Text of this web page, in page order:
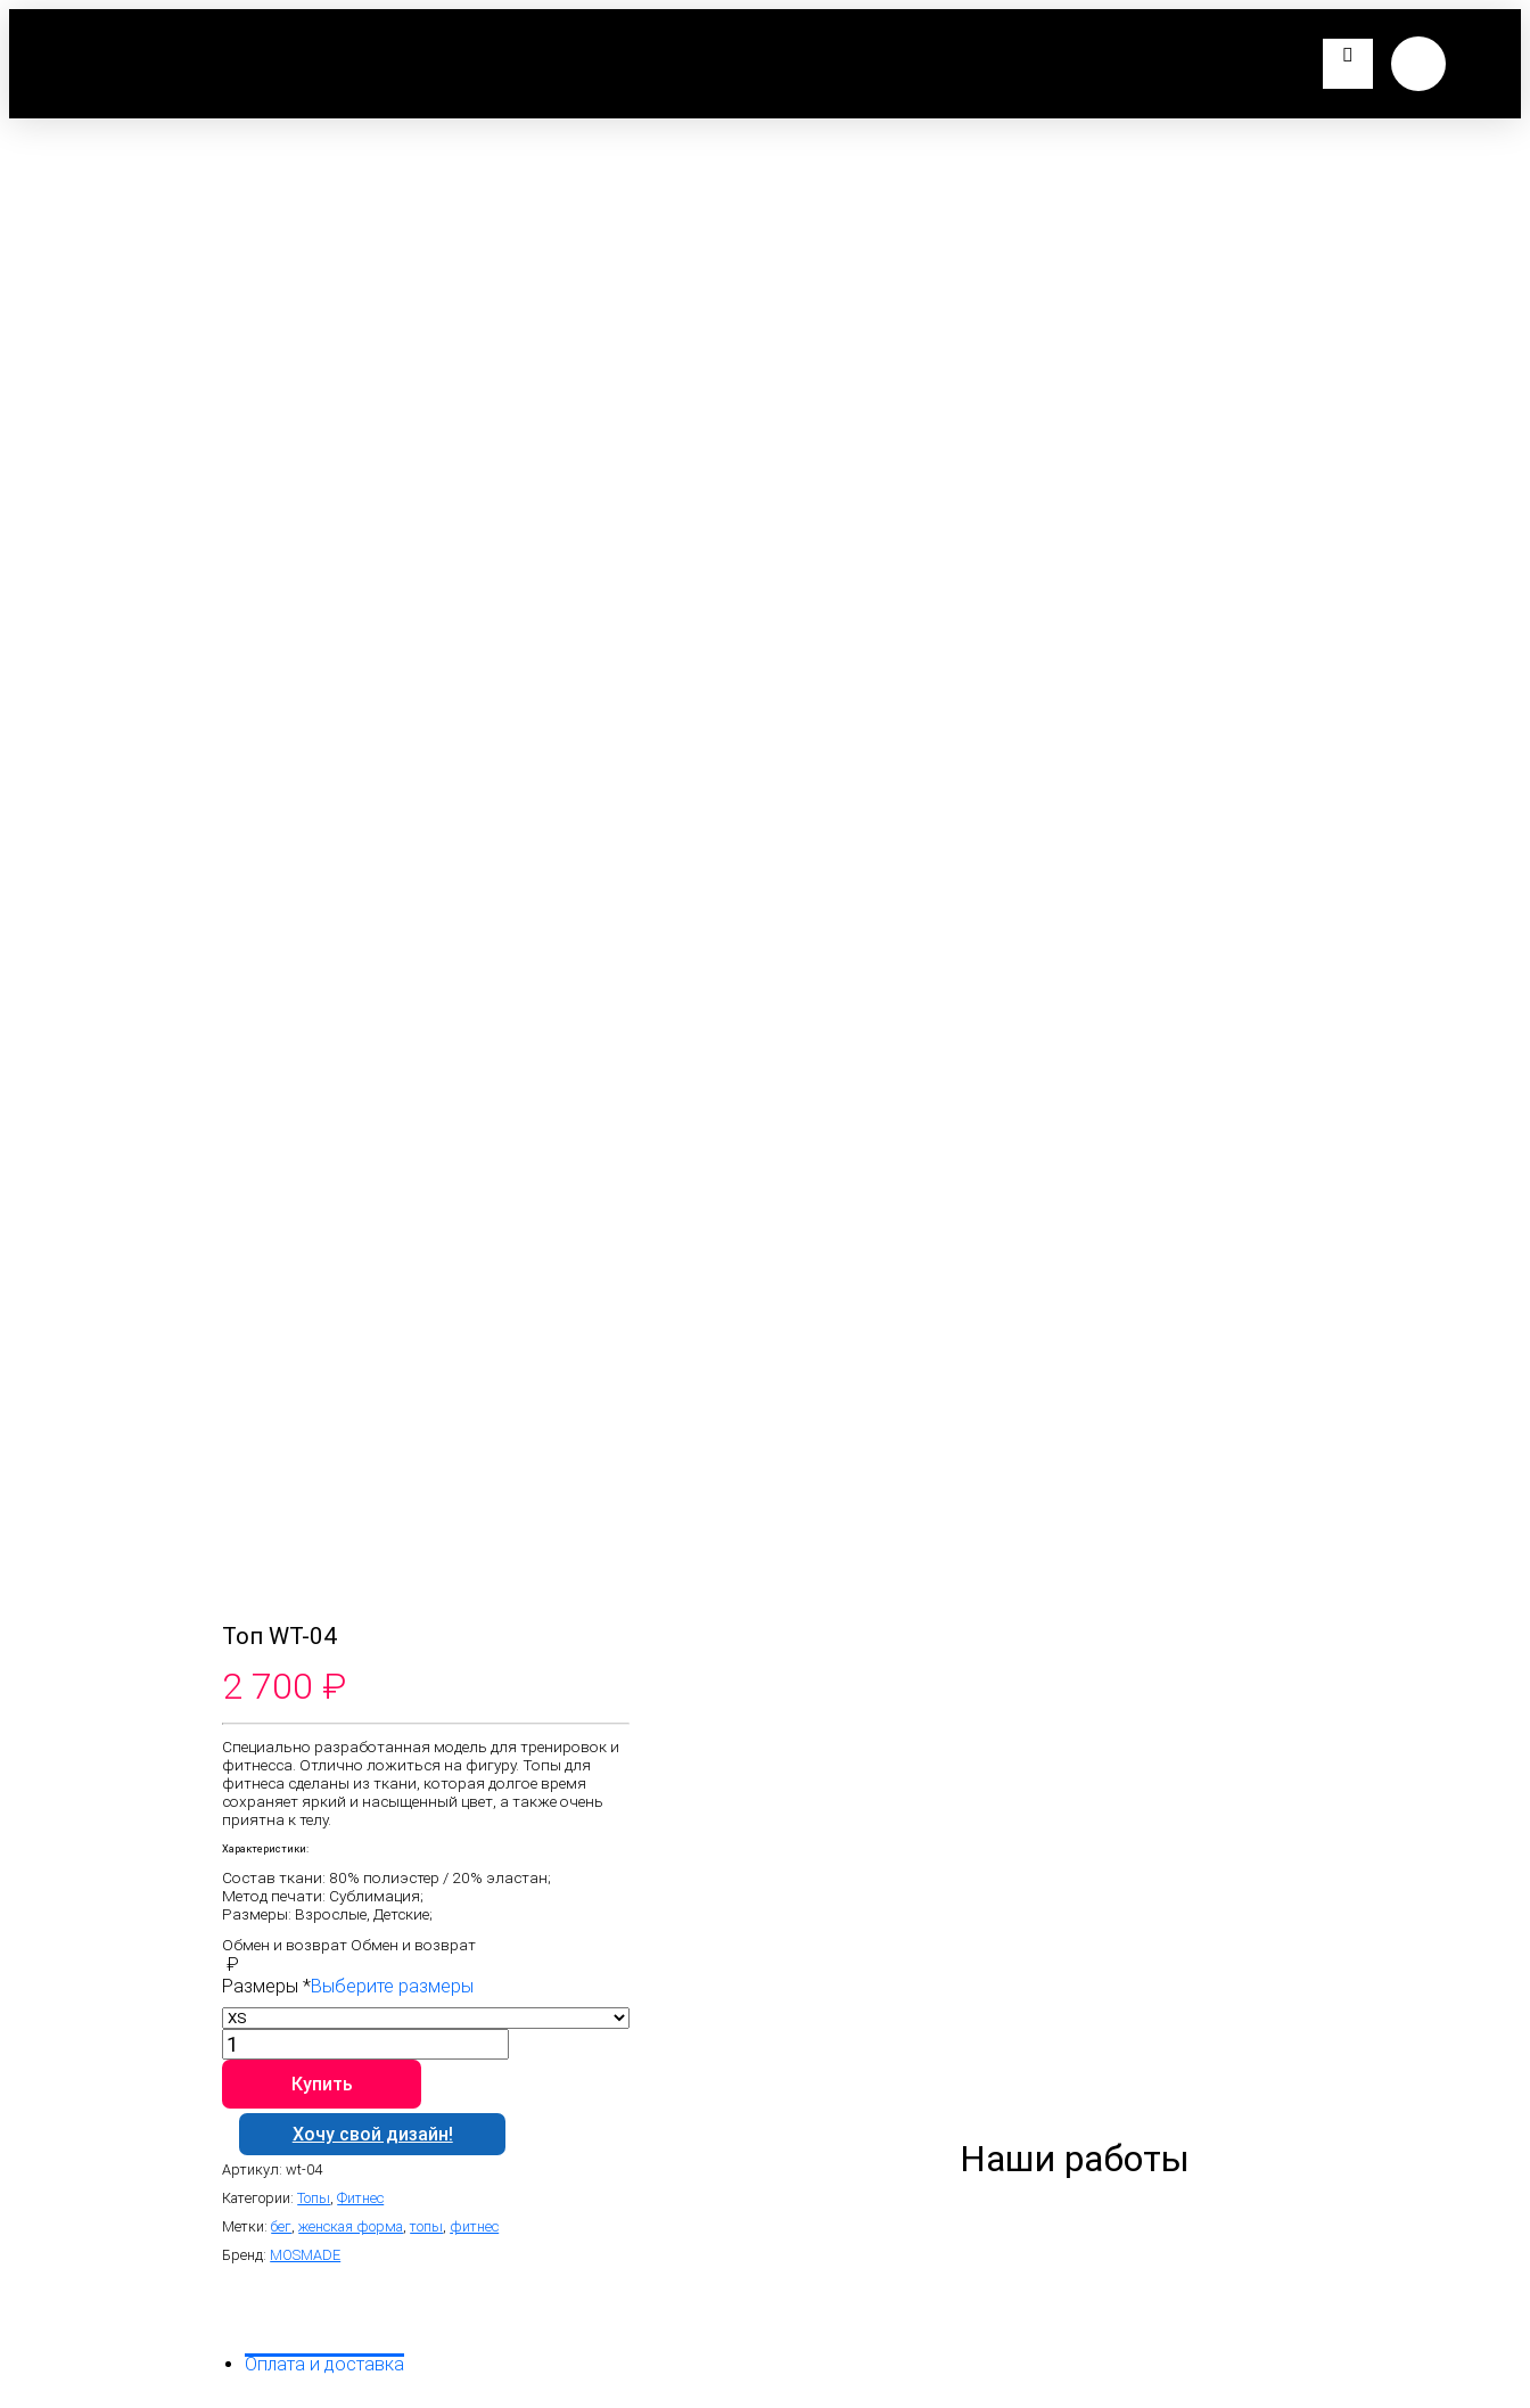
Топ WT-04
2 700 ₽
Специально разработанная модель для тренировок и
фитнесса. Отлично ложиться на фигуру. Топы для
фитнеса сделаны из ткани, которая долгое время
сохраняет яркий и насыщенный цвет, а также очень
приятна к телу.
Характеристики:
Состав ткани: 80% полиэстер / 20% эластан;
Метод печати: Сублимация;
Размеры: Взрослые, Детские;
Обмен и возврат Обмен и возврат
₽
Размеры *Выберите размеры
Количество
товара
WT-
04
Купить
Хочу свой дизайн!
Артикул:wt-04
Категории:Топы ,Фитнес
Метки:бег ,женская форма ,топы фитнес
Бренд: MOSMADE
Оплата и доставка
Наши работы